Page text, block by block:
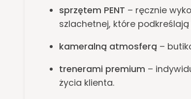
sprzętem PENT – ręcznie
szlachetnej, które podkreślają
kameralną atmosferą –
trenerami premium –
życia klienta.